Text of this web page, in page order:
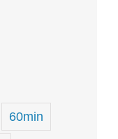
60min